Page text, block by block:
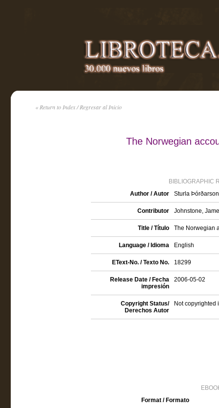
« Return to Index / Regresar al Inicio
The Norwegian
BIBLIOGRAPHIC
Author / Autor
Sturla
Contributor Johnstone,
Title / Título The Norwegian
Language / Idioma English
EText-No. / Texto No. 18299
Release Date / Fecha
impresión
2006-05-02
Copyright Status/
Derechos Autor
Not copyrighted
Format / Formato